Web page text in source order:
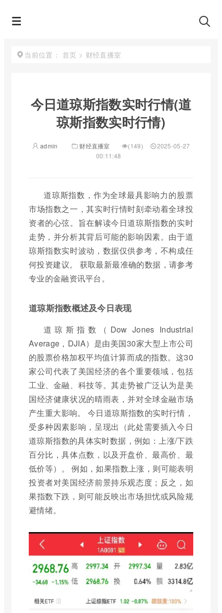
当前位置： 首页 > 财经直播室
今日道琼斯指数实时行情(道
琼斯指数实时行情)
admin 财经直播室 (149)
2025-05-27
00:11:48
道琼斯指数，作为全球最具影响力的股票
市场指数之一，其实时行情时刻牵动着全球投
资者的心弦。旨在解读今日道琼斯指数的实时
走势，并分析其背后可能的影响因素。由于道
琼斯指数实时波动，数据仅供参考，不构成任
何投资建议。 获取最新最准确的数据，请参考
专业的金融资讯平台。
道琼斯指数概述及今日表现
道琼斯指数（Dow Jones Industrial
Average，DJIA）是由美国30家大型上市公司
的股票价格加权平均值计算而成的指数。这30
家公司代表了美国经济的各个重要领域，包括
工业、金融、科技等。其走势被广泛认为是美
国经济健康状况的晴雨表，并对全球金融市场
产生重大影响。 今日道琼斯指数的实时行情，
受多种因素影响，呈现出（此处需要插入今日
道琼斯指数的具体实时数据，例如：上涨/下跌
百分比，具体点数，以及开盘价、最高价、最
低价等）。 例如，如果指数上涨，则可能表明
投资者对美国经济前景持乐观态度；反之，如
果指数下跌，则可能反映出市场担忧或风险规
避情绪。